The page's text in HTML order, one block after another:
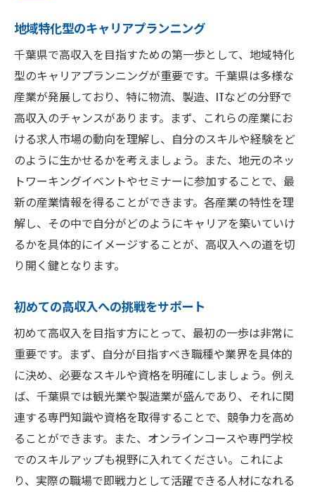
高収入を支える地域の雇用動向とは
千葉県の求人市場における競争力強化
求人情報の活用で高収入のチャンスを掴む
千葉県での賢い給与交渉術
高収入を実現するための求人選びのコツ
高収入を実現するための千葉県における最新ト
レンド
千葉県の注目業種で高収入を目指す
トレンドに基づくスキルアップ戦略
地域特有のビジネス機会を活かす
高収入を生む千葉県の新興マーケット
千葉県での高収入に必要な市場理解
千葉県で成功した高収入事例から学ぶキャリア
戦略
成功者に学ぶキャリア構築法
事例から見る高収入への道筋
高収入を得るための実践的アドバイス
成功事例に学ぶ千葉県特有の戦略
高収入を実現した人々の共通点とは
地域特化型のキャリアプランニング
千葉県で高収入を目指すための第一歩として、地域特化
型のキャリアプランニングが重要です。千葉県は多様な
産業が発展しており、特に物流、製造、ITなどの分野で
高収入のチャンスがあります。まず、これらの産業にお
ける求人市場の動向を理解し、自分のスキルや経験をど
のように生かせるかを考えましょう。また、地元のネッ
トワーキングイベントやセミナーに参加することで、最
新の産業情報を得ることができます。各産業の特性を理
解し、その中で自分がどのようにキャリアを築いていけ
るかを具体的にイメージすることが、高収入への道を切
り開く鍵となります。
初めての高収入への挑戦をサポート
初めて高収入を目指す方にとって、最初の一歩は非常に
重要です。まず、自分が目指すべき職種や業界を具体的
に決め、必要なスキルや資格を明確にしましょう。例え
ば、千葉県では観光業や製造業が盛んであり、それに関
連する専門知識や資格を取得することで、競争力を高め
ることができます。また、オンラインコースや専門学校
でのスキルアップも視野に入れてください。これによ
り、実際の職場で即戦力として活躍できる人材になれる